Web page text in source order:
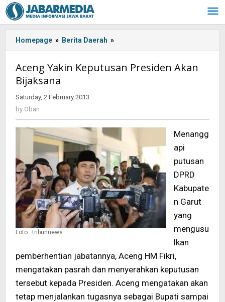
Skip
to
content
Homepage » Berita Daerah »
Yakin
Presiden
Aceng Yakin Keputusan Presiden Akan
Bijaksana
Saturday, 2 February 2013
by Oban
Foto : tribunnews
Menangg
api
putusan
DPRD
Kabupate
n Garut
yang
mengusu
lkan
pemberhentian jabatannya, Aceng HM Fikri,
mengatakan pasrah dan menyerahkan keputusan
tersebut kepada Presiden. Aceng mengatakan akan
tetap menjalankan tugasnya sebagai Bupati sampai